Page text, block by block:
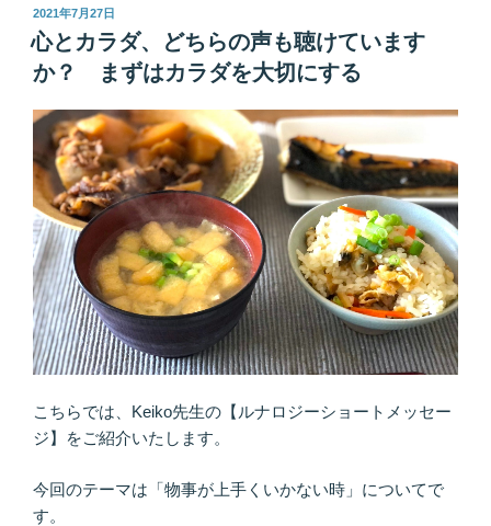
え、
ち
ゃ
ん
と
来
に
つ
な
が
っ
て
ま
す
か？
思
は
す
投
稿
日:
2021年7月27日
心とカラダ、どちらの声も聴けています
か？ まずはカラダを大切にする
こちらでは、Keiko先生の【ルナロジーショートメッセー
ジ】をご紹介いたします。
今回のテーマは「物事が上手くいかない時」についてで
す。